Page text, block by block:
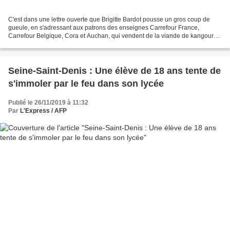
C'est dans une lettre ouverte que Brigitte Bardot pousse un gros coup de
gueule, en s'adressant aux patrons des enseignes Carrefour France,
Carrefour Belgique, Cora et Auchan, qui vendent de la viande de kangourou
Seine-Saint-Denis : Une élève de 18 ans tente de
s'immoler par le feu dans son lycée
Publié le 26/11/2019 à 11:32
Par L'Express / AFP